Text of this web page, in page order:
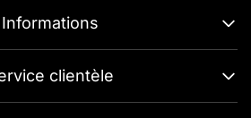
Informations
clientèle